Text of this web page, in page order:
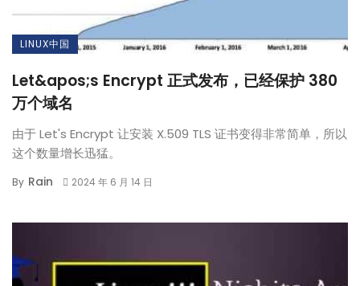
LINUX中国
Let&apos;s Encrypt 正式发布，已经保护 380
万个域名
由于 Let's Encrypt 让安装 X.509 TLS 证书变得非常简单，所以
这个数量增长迅猛。
By Rain 2024 年 6 月 14 日